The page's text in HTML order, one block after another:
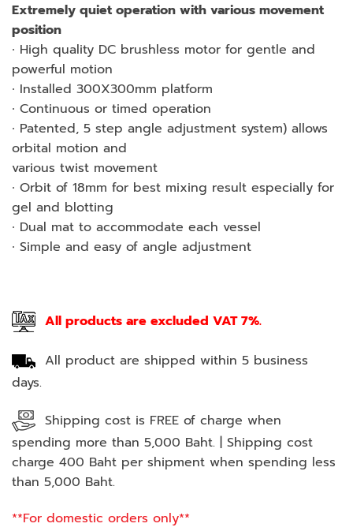
Extremely quiet operation with various movement
position
∙ High quality DC brushless motor for gentle and
powerful motion
∙ Installed 300X300mm platform
∙ Continuous or timed operation
∙ Patented, 5 step angle adjustment system) allows
orbital motion and
various twist movement
∙ Orbit of 18mm for best mixing result especially for
gel and blotting
∙ Dual mat to accommodate each vessel
∙ Simple and easy of angle adjustment
All products are excluded VAT 7%.
All product are shipped within 5 business
days.
Shipping cost is FREE of charge when
spending more than 5,000 Baht. | Shipping cost
charge 400 Baht per shipment when spending less
than 5,000 Baht.
**For domestic orders only**